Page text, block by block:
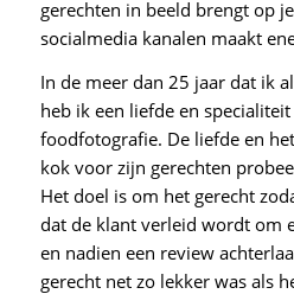
gerechten in beeld brengt op
socialmedia kanalen maakt
In de meer dan 25 jaar dat ik
heb ik een liefde en
foodfotografie. De liefde en
kok voor zijn gerechten
Het doel is om het gerecht
dat de klant verleid wordt om
en nadien een review
gerecht net zo lekker was als